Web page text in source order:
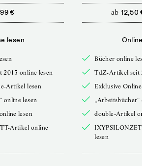
€
lesen
online lesen
Artikel lesen
online lesen
lesen
Artikel online
ab 12,50 €
Online
Bücher online
TdZ-Artikel seit
Exklusive Online-
„Arbeitsbücher“
double-Artikel
lesen